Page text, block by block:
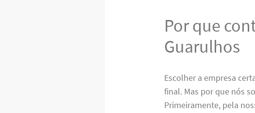
Por que
Guarulhos
Escolher a empresa
final. Mas por que nós
Primeiramente, pela